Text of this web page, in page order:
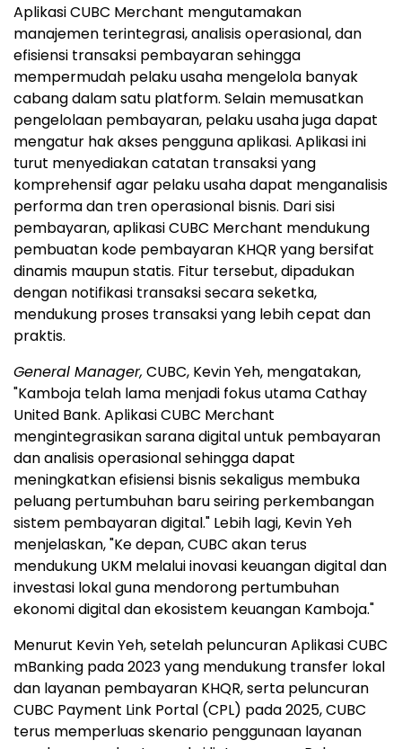
Aplikasi CUBC Merchant mengutamakan
manajemen terintegrasi, analisis operasional, dan
efisiensi transaksi pembayaran sehingga
mempermudah pelaku usaha mengelola banyak
cabang dalam satu platform. Selain memusatkan
pengelolaan pembayaran, pelaku usaha juga dapat
mengatur hak akses pengguna aplikasi. Aplikasi ini
turut menyediakan catatan transaksi yang
komprehensif agar pelaku usaha dapat menganalisis
performa dan tren operasional bisnis. Dari sisi
pembayaran, aplikasi CUBC Merchant mendukung
pembuatan kode pembayaran KHQR yang bersifat
dinamis maupun statis. Fitur tersebut, dipadukan
dengan notifikasi transaksi secara seketka,
mendukung proses transaksi yang lebih cepat dan
praktis.
General Manager, CUBC, Kevin Yeh, mengatakan,
"Kamboja telah lama menjadi fokus utama Cathay
United Bank. Aplikasi CUBC Merchant
mengintegrasikan sarana digital untuk pembayaran
dan analisis operasional sehingga dapat
meningkatkan efisiensi bisnis sekaligus membuka
peluang pertumbuhan baru seiring perkembangan
sistem pembayaran digital." Lebih lagi, Kevin Yeh
menjelaskan, "Ke depan, CUBC akan terus
mendukung UKM melalui inovasi keuangan digital dan
investasi lokal guna mendorong pertumbuhan
ekonomi digital dan ekosistem keuangan Kamboja."
Menurut Kevin Yeh, setelah peluncuran Aplikasi CUBC
mBanking pada 2023 yang mendukung transfer lokal
dan layanan pembayaran KHQR, serta peluncuran
CUBC Payment Link Portal (CPL) pada 2025, CUBC
terus memperluas skenario penggunaan layanan